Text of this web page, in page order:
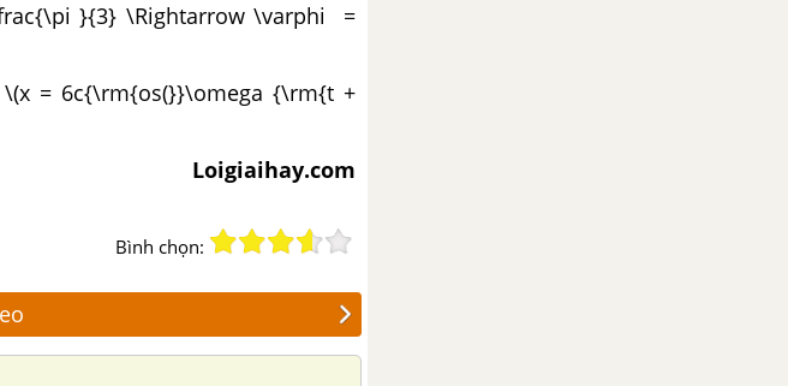
}{3} \Rightarrow \varphi =
= 6c{\rm{os(}}\omega {\rm{t +
Loigiaihay.com
Bình chọn: